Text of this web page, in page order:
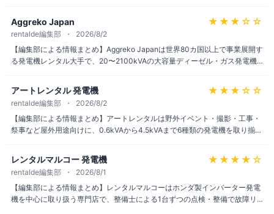
応する軽量ポータブル機も選べる点が特徴。ただし利用者による具体的な口
コミ・評判は見当たらず、実際の対応品質についての情報は限られる。
Aggreko Japan ★★★ ☆☆
rentalde編集部
2026/8/2
【編集部による情報まとめ】Aggreko Japanは世界80カ国以上で事業展開す
る発電機レンタル大手で、20〜2100kVAの大容量ディーゼル・ガス発電機
況を管理する点も特徴。一方で主に法人・大型施設向けのサービスのため、
個人利用者の口コミは見当たらず、実際の使い勝手を確認できる情報は限定
的である。
アートレンタル 発電機 ★★★ ☆☆
rentalde編集部
2026/8/2
【編集部による情報まとめ】アートレンタルは野外イベント・撮影・工事・
祭事など屋外用途向けに、0.6kVAから4.5kVAまで6種類の発電機を取り揃え
測で1m地点約70dB・10m地点約50dB程度の静音性データも公開されてい
る。一方で利用者の口コミは確認できず、対応の丁寧さなど実際の評判は不
明な部分が残る。
レンタルマルコー 発電機 ★★★★ ☆
rentalde編集部
2026/8/1
【編集部による情報まとめ】レンタルマルコーはホンダ製インバーター発電
機を中心に取り扱う専門店で、整備士による1台ずつの点検・整備で故障リ